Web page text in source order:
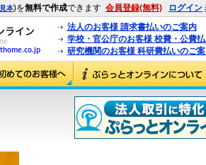
見本)を無料で作成できます 会員登録(無料) ログイン
法人のお客様 請求書払いのご案内
学校・官公庁のお客様 校費・公費
研究機関のお客様 科研費払いのご